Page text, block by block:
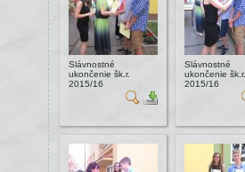
Slávnostné
ukončenie šk.r.
2015/16
Slávnostné
ukončenie šk.r.
2015/16